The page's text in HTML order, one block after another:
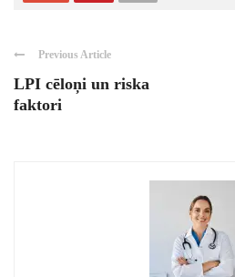
Previous Article
LPI cēloņi un riska
faktori